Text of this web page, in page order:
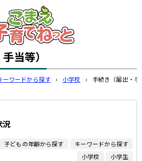
このページの本文へ
当等）
ーワードから探す › 小学校 › 手続き（届出・手
況
子どもの年齢から探す
キーワードから探す
小学校
小学生